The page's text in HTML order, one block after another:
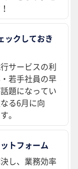
ックしておき
サービスの利
若手社員の早
題になってい
る6月に向
。
トフォーム
し、業務効率